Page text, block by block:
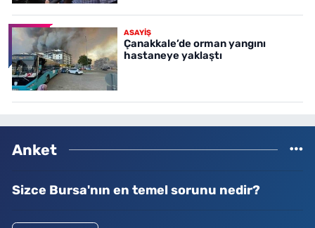
ASAYİŞ
Çanakkale’de orman yangını
hastaneye yaklaştı
Anket
Sizce Bursa'nın en temel sorunu nedir?